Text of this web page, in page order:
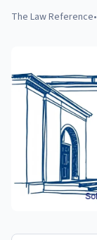
The Law Reference•